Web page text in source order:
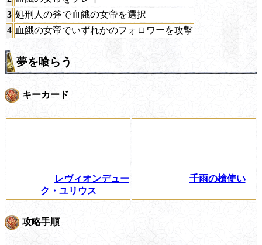
3 処刑人の斧で血餓の女帝を選択
4 血餓の女帝でいずれかのフォロワーを攻撃
夢を喰らう
キーカード
レヴィオンデュー
ク・ユリウス
千雨の槍使い
攻略手順